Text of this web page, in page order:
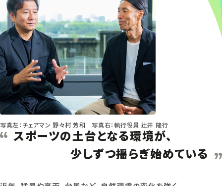
写真左：チェアマン 野々村 芳和 写真右：執行役員 辻井 隆行
スポーツの土台となる環境が、
少しずつ揺らぎ始めている